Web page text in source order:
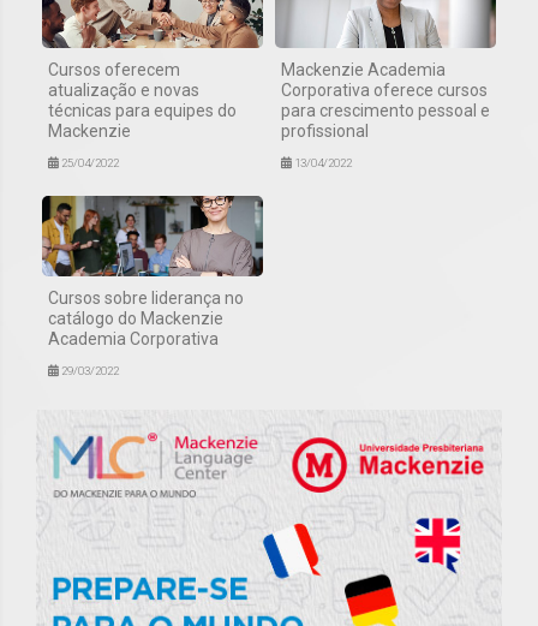
Cursos oferecem
atualização e novas
técnicas para equipes do
Mackenzie
25/04/2022
Mackenzie Academia
Corporativa oferece cursos
para crescimento pessoal e
profissional
13/04/2022
Cursos sobre liderança no
catálogo do Mackenzie
Academia Corporativa
29/03/2022